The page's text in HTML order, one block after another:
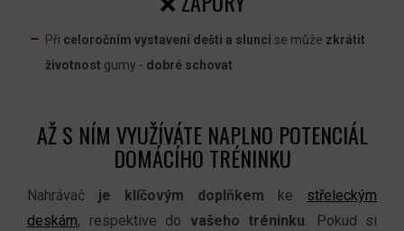
Při celoročním vystavení dešti a slunci se může zkrátit
životnost gumy - dobré schovat
AŽ S NÍM VYUŽÍVÁTE NAPLNO POTENCIÁL
DOMÁCÍHO TRÉNINKU
Nahrávač je klíčovým doplňkem ke střeleckým
deskám, respektive do vašeho tréninku. Pokud si